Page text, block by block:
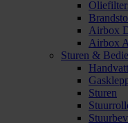
Airbox
Airbox
Sturen &
Sturen